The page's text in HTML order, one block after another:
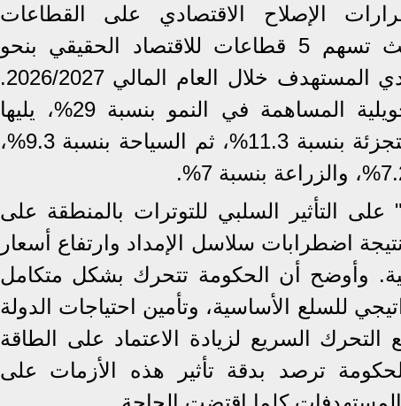
الإصلاح الاقتصادي على القطاعات
الإنتاجية والخدمية؛ حيث تسهم 5 قطاعات للاقتصاد الحقيقي بنحو
64% في النمو الاقتصادي المستهدف خلال العام المالي 2026/2027.
وتتصدر الصناعات التحويلية المساهمة في النمو بنسبة 29%، يليها
قطاع تجارة الجملة والتجزئة بنسبة 11.3%، ثم السياحة بنسبة 9.3%،
التأثير السلبي للتوترات بالمنطقة على
اضطرابات سلاسل الإمداد وارتفاع أسعار
وأوضح أن الحكومة تتحرك بشكل متكامل
للسلع الأساسية، وتأمين احتياجات الدولة
التحرك السريع لزيادة الاعتماد على الطاقة
ترصد بدقة تأثير هذه الأزمات على